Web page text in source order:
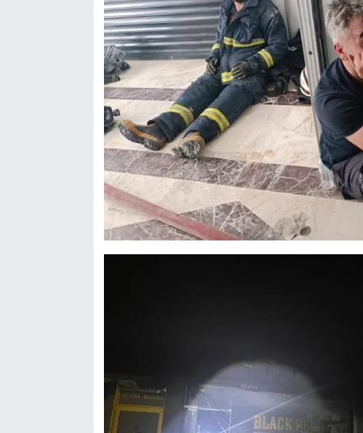
Kültür & Sanat
MAGAZİN
ONE EKONOMİ
POLİTİKA